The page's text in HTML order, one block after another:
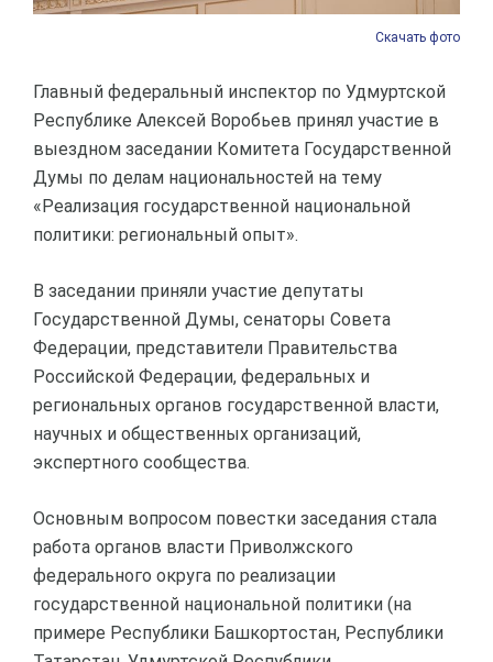
Скачать фото
Главный федеральный инспектор по Удмуртской
Республике Алексей Воробьев принял участие в
выездном заседании Комитета Государственной
Думы по делам национальностей на тему
«Реализация государственной национальной
политики: региональный опыт».
В заседании приняли участие депутаты
Государственной Думы, сенаторы Совета
Федерации, представители Правительства
Российской Федерации, федеральных и
региональных органов государственной власти,
научных и общественных организаций,
экспертного сообщества.
Основным вопросом повестки заседания стала
работа органов власти Приволжского
федерального округа по реализации
государственной национальной политики (на
примере Республики Башкортостан, Республики